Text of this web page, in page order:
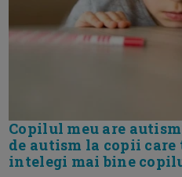
Copilul meu are
de autism la copii
intelegi mai bine